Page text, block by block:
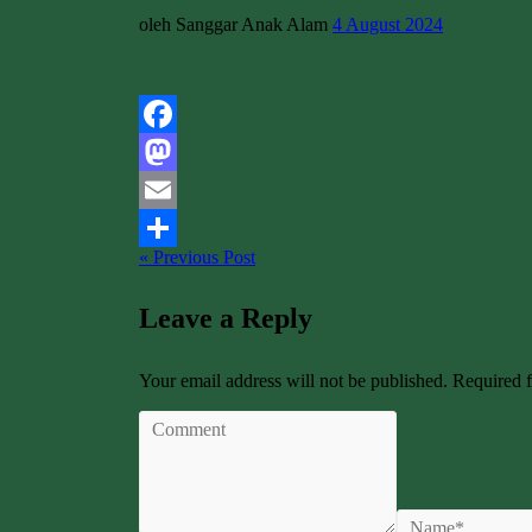
oleh Sanggar Anak Alam 4 August 2024
Facebook
Mastodon
Email
Share
« Previous Post
Leave a Reply
Your email address will not be published. Required